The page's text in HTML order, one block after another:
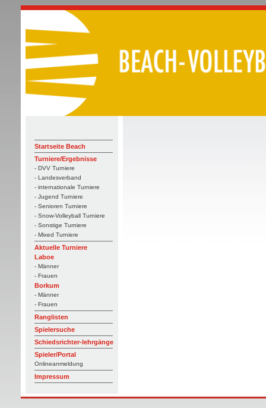
Startseite Beach
Turniere/Ergebnisse
- DVV Turniere
- Landesverband
- internationale Turniere
- Jugend Turniere
- Senioren Turniere
- Snow-Volleyball Turniere
- Sonstige Turniere
- Mixed Turniere
Aktuelle Turniere
Laboe
- Männer
- Frauen
Borkum
- Männer
- Frauen
Ranglisten
Spielersuche
Schiedsrichter-lehrgänge
Spieler/Portal
Onlineanmeldung
Impressum